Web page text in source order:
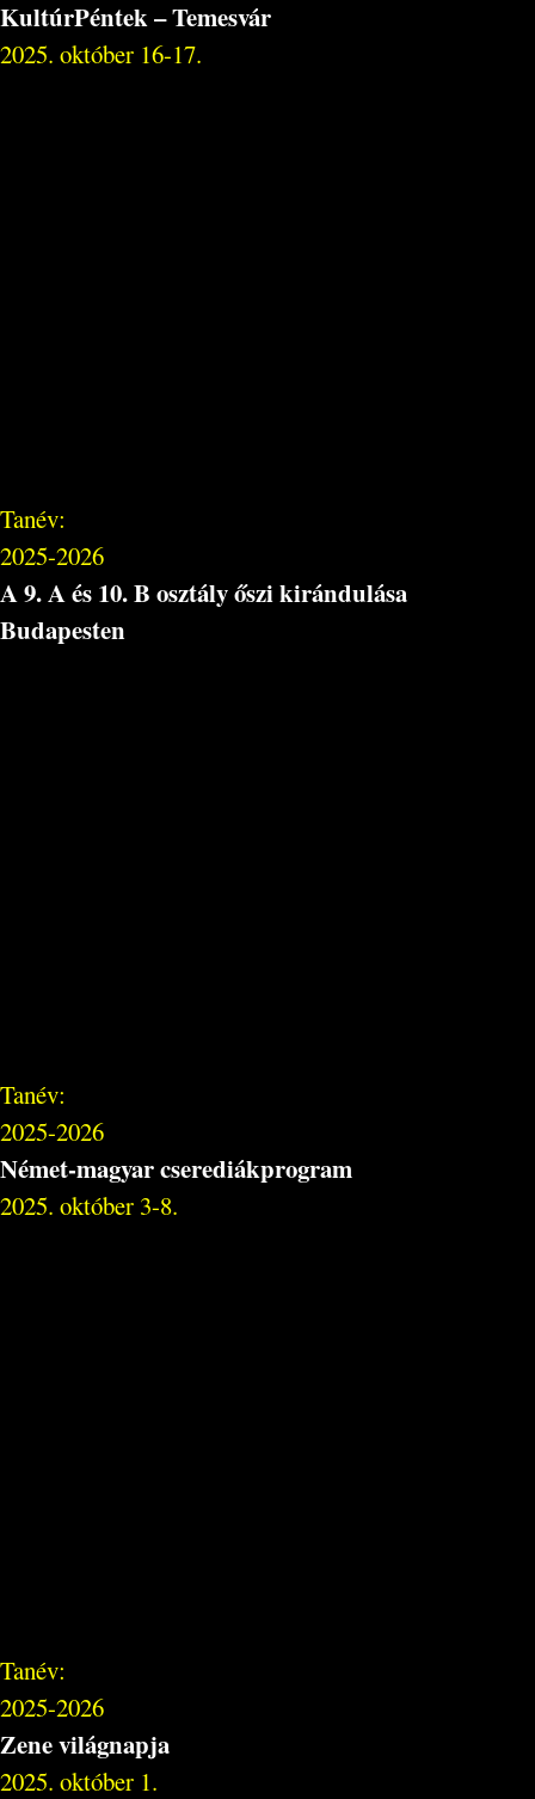
KultúrPéntek – Temesvár
2025. október 16-17.
Tanév:
2025-2026
A 9. A és 10. B osztály őszi kirándulása
Budapesten
Tanév:
2025-2026
Német-magyar cserediákprogram
2025. október 3-8.
Tanév:
2025-2026
Zene világnapja
2025. október 1.